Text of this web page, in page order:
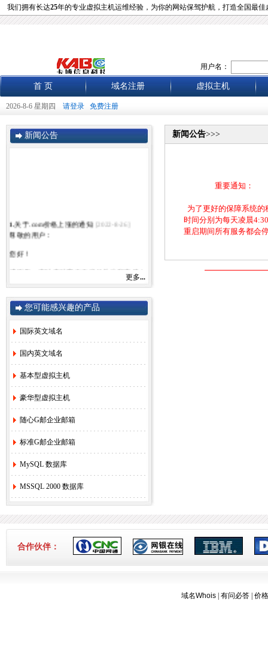
我们拥有长达25年的专业虚拟主机运维经验，为你的网站保驾护航，打造全国最佳
用户名：
首 页 域名注册 虚拟主机
2026-8-6 星期四 请登录 免费注册
新闻公告
1.关于.com价格上涨的通知 [2022-8-26]
尊敬的用户：
您好！
感谢您一直以来对赛友在线的关注和支持！
由于注册局成本上涨，我司将于2022年9月1
日开始对.com后缀域名注册和续费价格进行
调整。
.com注册首年以及续费上涨幅度5元/每年，
详情参考赛友在线域名价格总览。
如果您需要使用，管理以上业务，敬请您提
赛友在线
2022年08月26日
关于《全面实行域名实名制》的紧急通
知！ [2022-6-23]
3. 关于.com价格调整的通知
4. 香港独享服务器69硬件升级通知！ [2020-
3-24]
11-27]
6.国际域名(.COM)续费价格调整通知 [2019-
8-21]
7.香港独享服务器71网站迁移通知！ [2018-
更多...
您可能感兴趣的产品
国际英文域名
国内英文域名
基本型虚拟主机
豪华型虚拟主机
随心G邮企业邮箱
标准G邮企业邮箱
MySQL 数据库
MSSQL 2000 数据库
新闻公告>>>
重要通知：
为了更好的保障系统
时间分别为每天凌晨
重启期间所有服务都会
合作伙伴：
域名Whois 有问必答 价